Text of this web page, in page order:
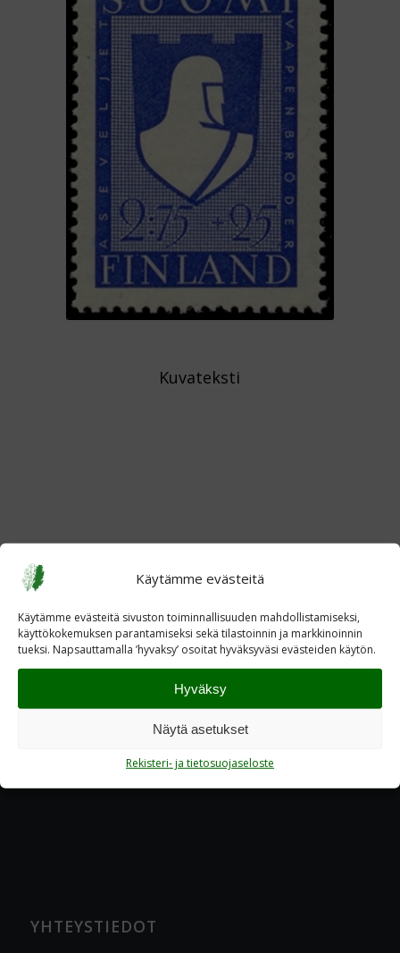
Käytämme evästeitä
Käytämme evästeitä sivuston toiminnallisuuden mahdollistamiseksi,
käyttökokemuksen parantamiseksi sekä tilastoinnin ja markkinoinnin
tueksi. Napsauttamalla ’hyvaksy’ osoitat hyväksyväsi evästeiden käytön.
Hyväksy
Näytä asetukset
Rekisteri- ja tietosuojaseloste
Kuvateksti
YHTEYSTIEDOT